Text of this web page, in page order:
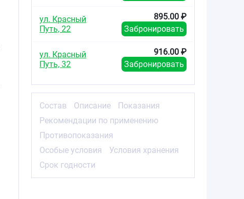
ул. Красный
Путь, 22
895.00 ₽
Забронировать
ул. Красный
Путь, 32
916.00 ₽
Забронировать
Состав Описание
Показания
Рекомендации по применению
Противопоказания
Особые условия
Условия хранения
Срок годности